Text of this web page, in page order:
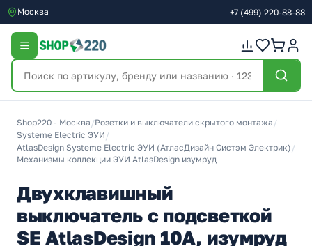
Москва +7 (499) 220-88-88
Shop220 - Москва /Розетки и выключатели скрытого монтажа /
Systeme Electric ЭУИ /
AtlasDesign Systeme Electric ЭУИ (АтласДизайн Систэм Электрик) /
Механизмы коллекции ЭУИ AtlasDesign изумруд
Двухклавишный
выключатель с подсветкой
SE AtlasDesign 10A, изумруд